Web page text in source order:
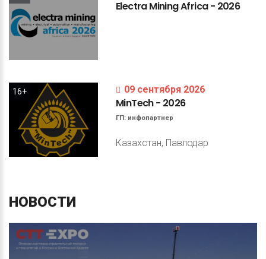
ElectraMiningAfrica- 2026
16+ 09 сентября 2026
MinTech- 2026
ГП: инфопартнер
Казахстан, Павлодар
НОВОСТИ